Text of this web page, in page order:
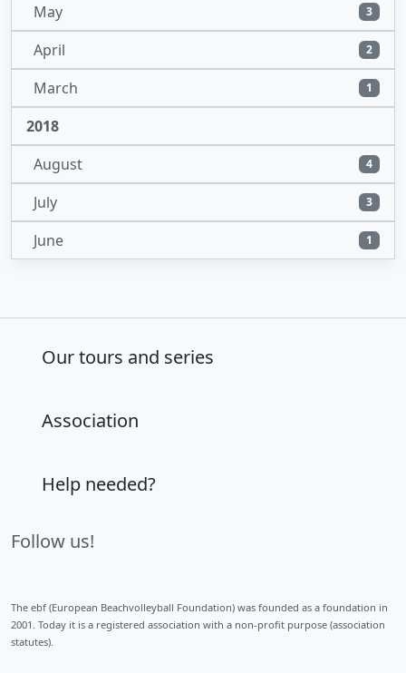
May 3
April 2
March 1
2018
August
4
July 3
June 1
Our tours and series
Association
Help needed?
Follow us!
The ebf (European Beachvolleyball Foundation) was founded as a foundation in
2001. Today it is a registered association with a non-profit purpose (association
statutes).